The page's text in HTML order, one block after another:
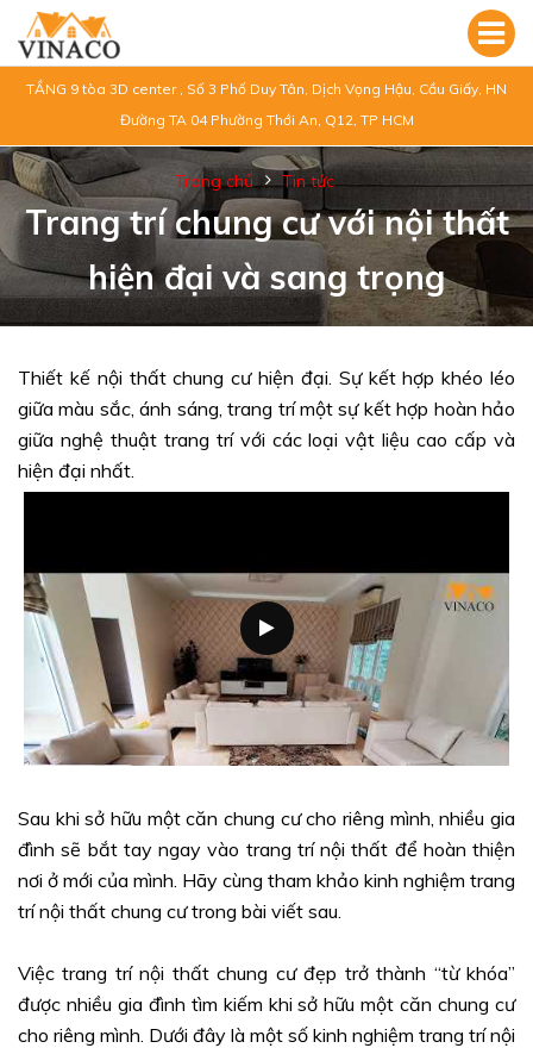
TẦNG 9 tòa 3D center , Số 3 Phố Duy Tân, Dịch Vọng Hậu, Cầu Giấy, HN
Đường TA 04 Phường Thới An, Q12, TP HCM
Trang chủ Tin tức
Trang trí chung cư với nội thất
hiện đại và sang trọng
Thiết kế nội thất chung cư hiện đại. Sự kết hợp khéo léo
giữa màu sắc, ánh sáng, trang trí một sự kết hợp hoàn hảo
giữa nghệ thuật trang trí với các loại vật liệu cao cấp và
hiện đại nhất.
Sau khi sở hữu một căn chung cư cho riêng mình, nhiều gia
đình sẽ bắt tay ngay vào trang trí nội thất để hoàn thiện
nơi ở mới của mình. Hãy cùng tham khảo kinh nghiệm trang
trí nội thất chung cư trong bài viết sau.
Việc trang trí nội thất chung cư đẹp trở thành “từ khóa”
được nhiều gia đình tìm kiếm khi sở hữu một căn chung cư
cho riêng mình. Dưới đây là một số kinh nghiệm trang trí nội